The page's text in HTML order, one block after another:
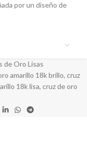
por un diseño de
de Oro Lisas
amarillo 18k brillo, cruz
18k lisa, cruz de oro